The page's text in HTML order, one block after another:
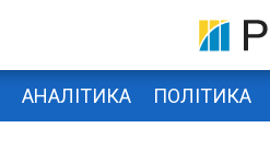
АНАЛІТИКА ПОЛІТИКА